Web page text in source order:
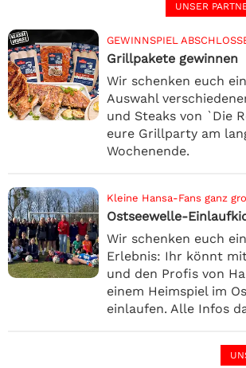
UNSER
GEWINNSPIEL
Grillpakete gewinnen
Wir schenken euch
Auswahl
und Steaks von `Die
eure Grillparty am
Wochenende.
Kleine Hansa-Fans ganz
Ostseewelle-
Wir schenken euch
Erlebnis: Ihr könnt
und den Profis von
einem Heimspiel im
einlaufen. Alle Infos